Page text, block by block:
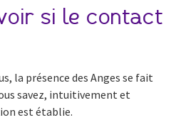
si le contact
la présence des Anges se fait
savez, intuitivement et
est établie.